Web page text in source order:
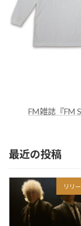
FM雑誌『FM
最近の投稿
リリ